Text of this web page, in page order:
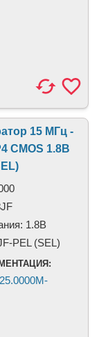
15 МГц -
CMOS 1.8В
1.8В
PEL (SEL)